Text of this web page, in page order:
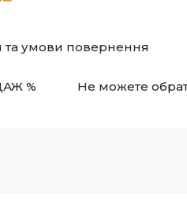
та умови повернення
% Не можете